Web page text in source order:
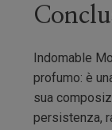
Indomable
profumo: è
sua
persistenza,